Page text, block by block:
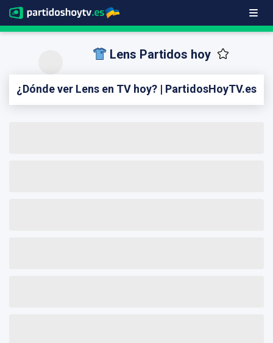
Lens Partidos hoy
¿Dónde ver Lens en TV hoy? | PartidosHoyTV.es